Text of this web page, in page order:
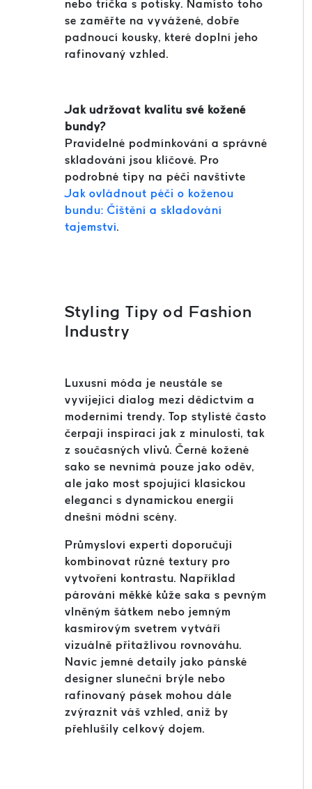
nebo trička s potisky. Namísto toho
se zaměřte na vyvážené, dobře
padnoucí kousky, které doplní jeho
rafinovaný vzhled.
Jak udržovat kvalitu své kožené
bundy?
Pravidelné podmínkování a správné
skladování jsou klíčové. Pro
podrobné tipy na péči navštivte
Jak ovládnout péči o koženou
bundu: Čištění a skladování
tajemství.
Styling Tipy od Fashion
Industry
Luxusní móda je neustále se
vyvíjející dialog mezi dědictvím a
moderními trendy. Top stylisté často
čerpají inspiraci jak z minulosti, tak
z současných vlivů. Černé kožené
sako se nevnímá pouze jako oděv,
ale jako most spojující klasickou
eleganci s dynamickou energií
dnešní módní scény.
Průmysloví experti doporučují
kombinovat různé textury pro
vytvoření kontrastu. Například
párování měkké kůže saka s pevným
vlněným šátkem nebo jemným
kasmirovým svetrem vytváří
vizuálně přitažlivou rovnováhu.
Navíc jemné detaily jako pánské
designer sluneční brýle nebo
rafinovaný pásek mohou dále
zvýraznit váš vzhled, aniž by
přehlušily celkový dojem.